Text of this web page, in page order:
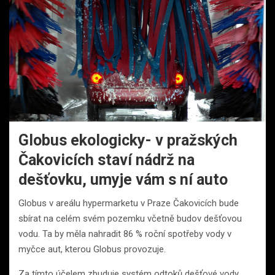
Globus ekologicky- v pražských
Čakovicích staví nádrž na
dešťovku, umyje vám s ní auto
Globus v areálu hypermarketu v Praze Čakovicích bude
sbírat na celém svém pozemku včetně budov dešťovou
vodu. Ta by měla nahradit 86 % roční spotřeby vody v
myčce aut, kterou Globus provozuje.